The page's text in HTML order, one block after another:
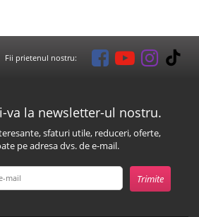
Fii prietenul nostru:
va la newsletter-ul nostru.
sfaturi utile, reduceri, oferte,
pe adresa dvs. de e-mail.